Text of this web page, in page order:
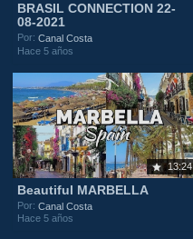
BRASIL CONNECTION 22-
08-2021
Por:Canal Costa
Hace 5 años
13:24
Beautiful MARBELLA
Por:Canal Costa
Hace 5 años